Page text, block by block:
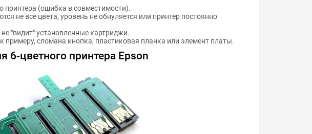
принтера (ошибка в совместимости).
не все цвета, уровень не обнуляется или принтер постоянно
"видит" установленные картриджи.
сломана кнопка, пластиковая планка или элемент платы.
6-цветного принтера Epson